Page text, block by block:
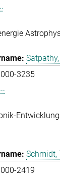
3235
Entwicklung
Schmidt,
2419